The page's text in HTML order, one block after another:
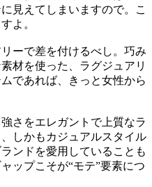
見えてしまいますので。こ
よ。
ーで差を付けるべし。巧み
材を使った、ラグジュアリ
であれば、きっと女性から
さをエレガントで上質なラ
しかもカジュアルスタイル
ンドを愛用していることも
ップこそが“モテ”要素につ